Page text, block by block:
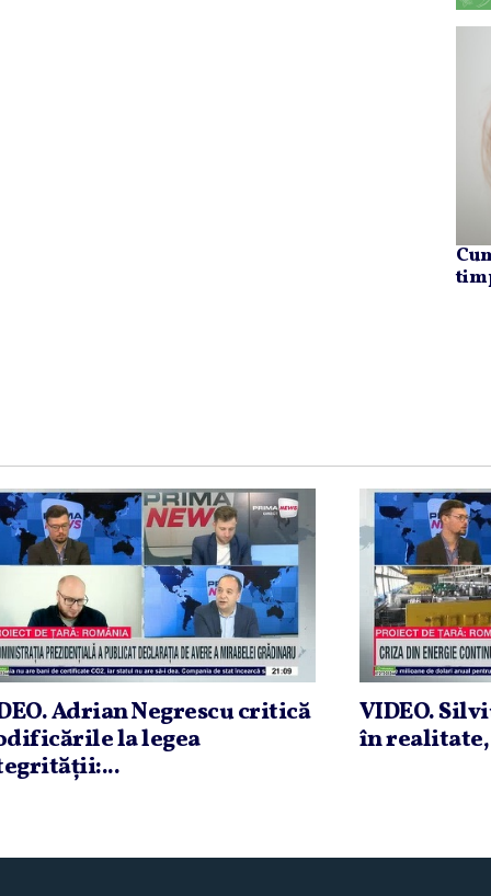
Adrian Negrescu critică
la legea
VIDEO.
în